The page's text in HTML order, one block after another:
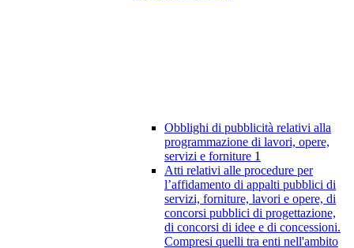
Obblighi di pubblicità relativi alla
programmazione di lavori, opere,
servizi e forniture 1
Atti relativi alle procedure per
l’affidamento di appalti pubblici di
servizi, forniture, lavori e opere, di
concorsi pubblici di progettazione,
di concorsi di idee e di concessioni.
Compresi quelli tra enti nell'ambito